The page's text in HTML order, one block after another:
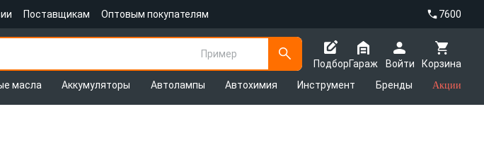
Поставщикам Оптовым покупателям 7600
Пример
Подбор
Корзина
Гараж
Войти
масла Аккумуляторы Автолампы Автохимия Инструмент Бренды Акции